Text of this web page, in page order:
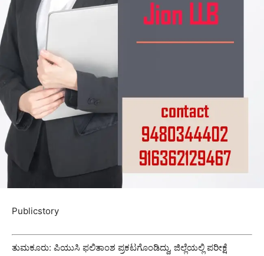
Publicstory
ತುಮಕೂರು: ಪಿಯುಸಿ ಫಲಿತಾಂಶ ಪ್ರಕಟಗೊಂಡಿದ್ದು, ಜಿಲ್ಲೆಯಲ್ಲಿ ಪರೀಕ್ಷೆ